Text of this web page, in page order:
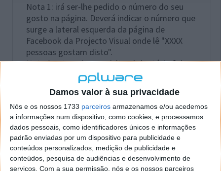
Damos valor à sua privacidade
Nós e os nossos 1733 parceiros armazenamos e/ou acedemos
a informações num dispositivo, como cookies, e processamos
dados pessoais, como identificadores únicos e informações
padrão enviadas por um dispositivo para publicidade e
conteúdos personalizados, medição de publicidade e
conteúdos, pesquisa de audiências e desenvolvimento de
serviços. Com a sua permissão, nós e os nossos parceiros
Nota 1: irá ser-lhe pedido o número do seu
gosto na página. Deverá indicar o número que
surge a lateral esquerda da página de
Facebook da Projecto Visual onde lê "XXXX
pessoas gostam disto".
Nota 2: o terceiro requisito obrigatório foi
alterado. Os participantes que se inscreveram
até ao momento da alteração não serão
desclassificados.
Requisitos opcionais:
4.
Fazer um Tweet no Twitter (+1